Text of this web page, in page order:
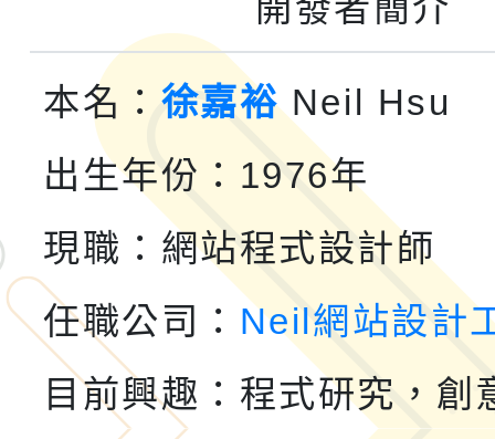
融平台-教案暨教學示
115學年度「學習扶助
計畫子計畫十一-2：國
小時認證研習計畫」
115年度「教育部表揚
義教育推展貢獻獎」實
轉知桃園市政府交通局
共運輸服務，鼓勵民眾
桃「我的減碳存摺2.0
案，詳如說明，請參閱
115年第二屆全國原住
2026年新北亞洲盃暨
鐵人三項錦標賽
桃園市115學年度學生
「2026年『王牌愛／
本名： 徐嘉裕Neil Hsu
出生年份：1976年
現職：網站程式設計師
任職公司： Neil網站設計
目前興趣：程式研究，創